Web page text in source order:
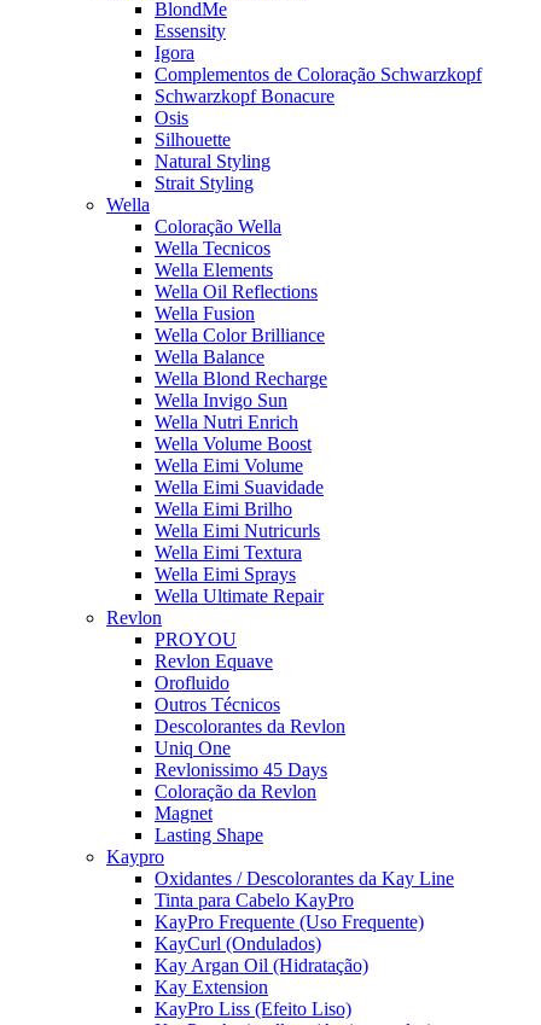
BlondMe
Essensity
Igora
Complementos de Coloração Schwarzkopf
Schwarzkopf Bonacure
Osis
Silhouette
Natural Styling
Strait Styling
Wella
Coloração Wella
Wella Tecnicos
Wella Elements
Wella Oil Reflections
Wella Fusion
Wella Color Brilliance
Wella Balance
Wella Blond Recharge
Wella Invigo Sun
Wella Nutri Enrich
Wella Volume Boost
Wella Eimi Volume
Wella Eimi Suavidade
Wella Eimi Brilho
Wella Eimi Nutricurls
Wella Eimi Textura
Wella Eimi Sprays
Wella Ultimate Repair
Revlon
PROYOU
Revlon Equave
Orofluido
Outros Técnicos
Descolorantes da Revlon
Uniq One
Revlonissimo 45 Days
Coloração da Revlon
Magnet
Lasting Shape
Kaypro
Oxidantes / Descolorantes da Kay Line
Tinta para Cabelo KayPro
KayPro Frequente (Uso Frequente)
KayCurl (Ondulados)
Kay Argan Oil (Hidratação)
Kay Extension
KayPro Liss (Efeito Liso)